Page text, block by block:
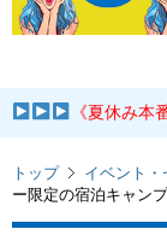
《夏休み本
トップ イベント・
ー限定の宿泊キャン